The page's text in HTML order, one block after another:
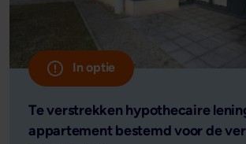
In optie
Te verstrekken hypothecaire
appartement bestemd voor de